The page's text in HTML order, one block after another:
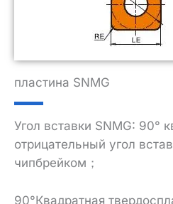
пластина SNMG
Угол вставки SNMG: 90°
отрицательный угол
чипбрейком；
90°Квадратная